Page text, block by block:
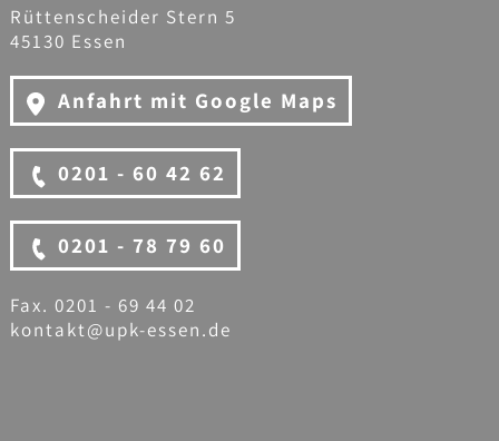
Rüttenscheider Stern 5
45130 Essen
Anfahrt mit Google Maps
0201 - 60 42 62
0201 - 78 79 60
Fax. 0201 - 69 44 02
kontakt@upk-essen.de